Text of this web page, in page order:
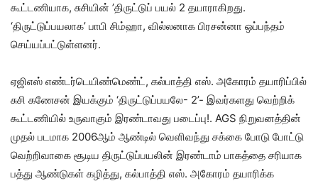
கூட்டணியாக, சுசியின் ’திருட்டுப் பயல் 2 தயாராகிறது.
‘திருட்டுப்பயலாக’ பாபி சிம்ஹா, வில்லனாக பிரசன்னா ஒப்பந்தம்
செய்யப்பட்டுள்ளனர்.
ஏஜிஎஸ் எண்டர்டெயிண்மெண்ட், கல்பாத்தி எஸ். அகோரம் தயாரிப்பில்
சுசி கணேசன் இயக்கும் ‘திருட்டுப்பயலே- 2’- இவர்களது வெற்றிக்
கூட்டணியில் உருவாகும் இரண்டாவது படைப்பு!. AGS நிறுவனத்தின்
முதல் படமாக 2006ஆம் ஆண்டில் வெளிவந்து சக்கை போடு போட்டு
வெற்றிவாகை சூடிய திருட்டுப்பயலின் இரண்டாம் பாகத்தை சரியாக
பத்து ஆண்டுகள் கழித்து, கல்பாத்தி எஸ். அகோரம் தயாரிக்க